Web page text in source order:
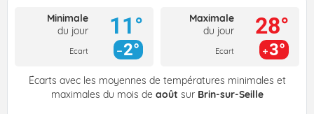
Minimale
du jour
Ecart
11°
2°
Maximale
du jour
Ecart
28°
3°
Écarts avec les moyennes de températures minimales et
maximales du mois de août sur Brin-sur-Seille